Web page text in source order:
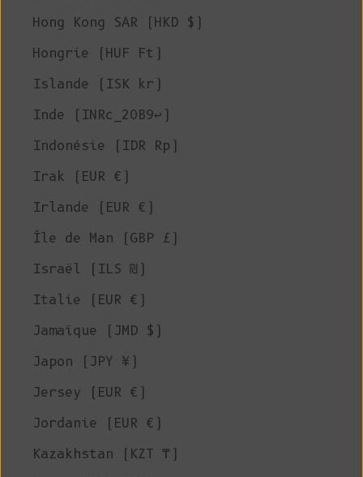
Hong Kong SAR (HKD $)
Hongrie (HUF Ft)
Islande (ISK kr)
Inde (INRc_20B9↩)
Indonésie (IDR Rp)
Irak (EUR €)
Irlande (EUR €)
Île de Man (GBP £)
Israël (ILS ₪)
Italie (EUR €)
Jamaïque (JMD $)
Japon (JPY ¥)
Jersey (EUR €)
Jordanie (EUR €)
Kazakhstan (KZT ₸)